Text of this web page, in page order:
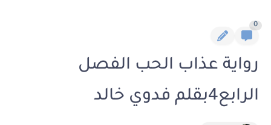
0
رواية عذاب الحب الفصل
الرابع4بقلم فدوي خالد